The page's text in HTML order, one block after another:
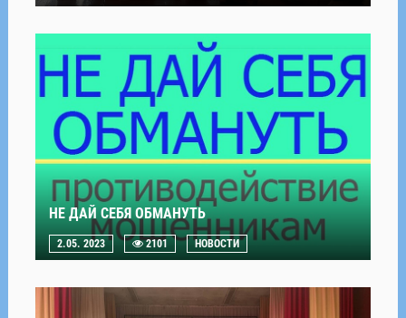
НЕ ДАЙ СЕБЯ ОБМАНУТЬ
2.05. 2023 2101 НОВОСТИ